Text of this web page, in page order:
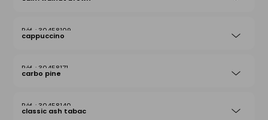
30458109
cappuccino
30458171
carbo pine
30458140
classic ash tabac